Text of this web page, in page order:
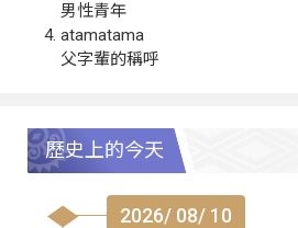
男性青年
atamatama
父字輩的稱呼
歷史上的今天
2026/ 08/ 10